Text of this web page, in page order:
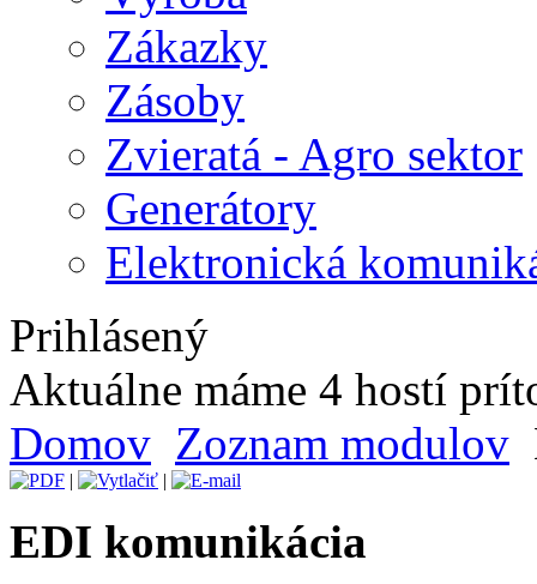
Zákazky
Zásoby
Zvieratá - Agro sektor
Generátory
Elektronická
Prihlásený
Aktuálne máme 4 hostí
Domov Zoznam modulov
| |
EDI komunikácia